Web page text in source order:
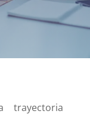
trayectoria